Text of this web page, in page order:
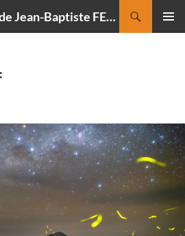
CIELMANIA : le blog de Jean-Baptiste FELDMANN, photographe du ciel